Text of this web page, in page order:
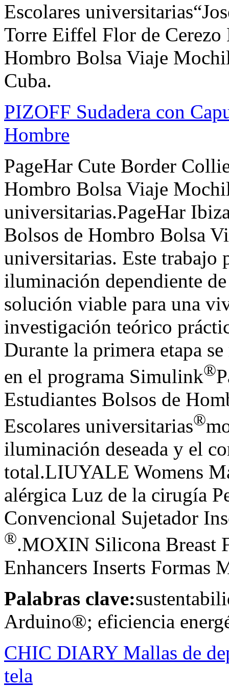
Escolares
Torre Eiffel Flor de
Hombro Bolsa Viaje
Cuba.
PIZOFF Sudadera con
Hombre
PageHar Cute Border
Hombro Bolsa Viaje
universitarias.PageHar
Bolsos de Hombro Bolsa
universitarias. Este trabajo
iluminación dependiente
solución viable para una
investigación teórico
Durante la primera etapa
en el programa Simulink®
Estudiantes Bolsos de
Escolares universitarias®
iluminación deseada y el
total.LIUYALE Womens
alérgica Luz de la cirugía
Convencional Sujetador
®.MOXIN Silicona Breast
Enhancers Inserts Formas
Palabras clave:
Arduino®; eficiencia
CHIC DIARY Mallas de
tela